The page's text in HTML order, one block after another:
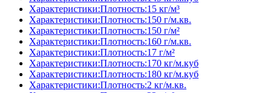
Характеристики:Плотность:15 кг/м³
Характеристики:Плотность:150 г/м.кв.
Характеристики:Плотность:150 г/м²
Характеристики:Плотность:160 г/м.кв.
Характеристики:Плотность:17 г/м²
Характеристики:Плотность:170 кг/м.куб
Характеристики:Плотность:180 кг/м.куб
Характеристики:Плотность:2 кг/м.кв.